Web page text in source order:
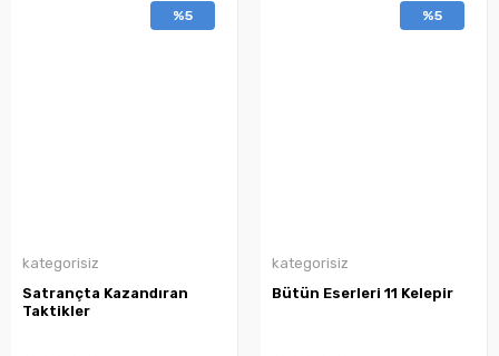
%5
kategorisiz
Satrançta Kazandıran
Taktikler
%5
kategorisiz
Bütün Eserleri 11 Kelepir